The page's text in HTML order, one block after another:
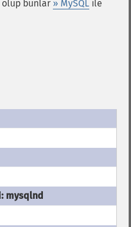
olup bunlar » MySQL ile